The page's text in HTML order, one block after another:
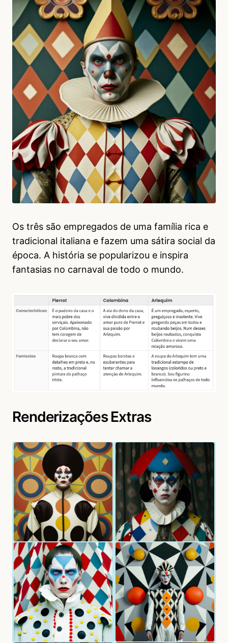
Os três são empregados de uma família rica e
tradicional italiana e fazem uma sátira social da
época. A história se popularizou e inspira
fantasias no carnaval de todo o mundo.
Renderizações Extras